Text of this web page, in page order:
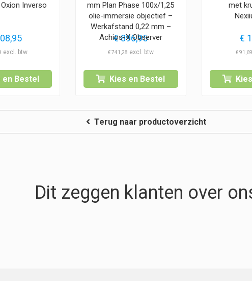
Inverso
en Bestel
mm Plan Phase 100x/1,25
olie-immersie objectief –
Werkafstand 0,22 mm –
Achios-X Observer
€896,95
€741,28
Kies en Bestel
met
€
€91,69
Terug naar productoverzicht
Dit zeggen klanten over